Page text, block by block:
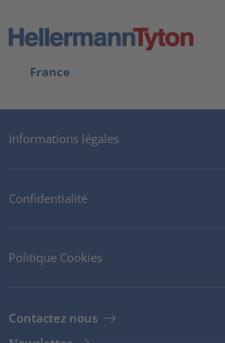
France
Informations légales
Confidentialité
Politique Cookies
Contactez nous